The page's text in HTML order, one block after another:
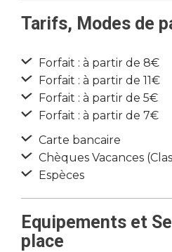
Tarifs, Modes de
Forfait : à partir de 8€
Forfait : à partir de 11€
Forfait : à partir de 5€
Forfait : à partir de 7€
Carte bancaire
Chèques Vacances
Espèces
Equipements et
place